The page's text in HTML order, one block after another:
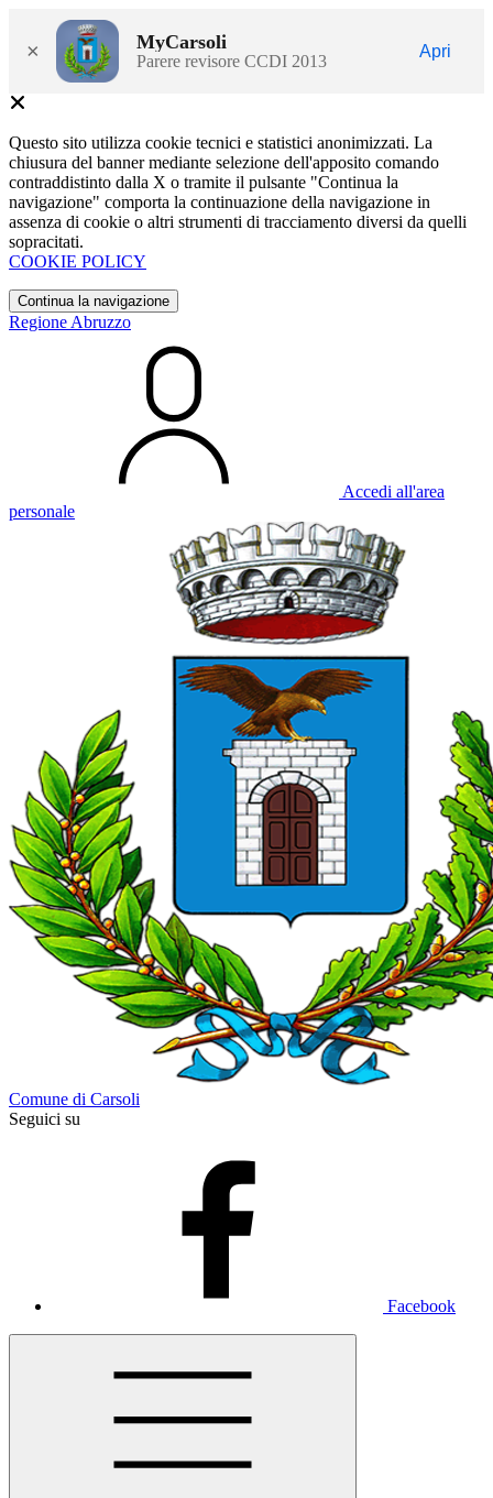
× MyCarsoli
Parere revisore CCDI 2013
Apri
Questo sito utilizza cookie tecnici e statistici anonimizzati. La
chiusura del banner mediante selezione dell'apposito comando
contraddistinto dalla X o tramite il pulsante "Continua la
navigazione" comporta la continuazione della navigazione in
assenza di cookie o altri strumenti di tracciamento diversi da quelli
sopracitati.
COOKIE POLICY
Continua la navigazione
Regione Abruzzo
Accedi all'area
personale
Comune di Carsoli
Seguici su
Facebook